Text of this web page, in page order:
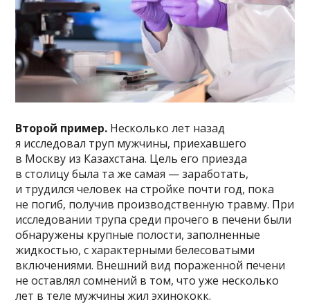
Второй пример. Несколько лет назад
я исследовал труп мужчины, приехавшего
в Москву из Казахстана. Цель его приезда
в столицу была та же самая — заработать,
и трудился человек на стройке почти год, пока
не погиб, получив производственную травму. При
исследовании трупа среди прочего в печени были
обнаружены крупные полости, заполненные
жидкостью, с характерными белесоватыми
включениями. Внешний вид пораженной печени
не оставлял сомнений в том, что уже несколько
лет в теле мужчины жил эхинококк.